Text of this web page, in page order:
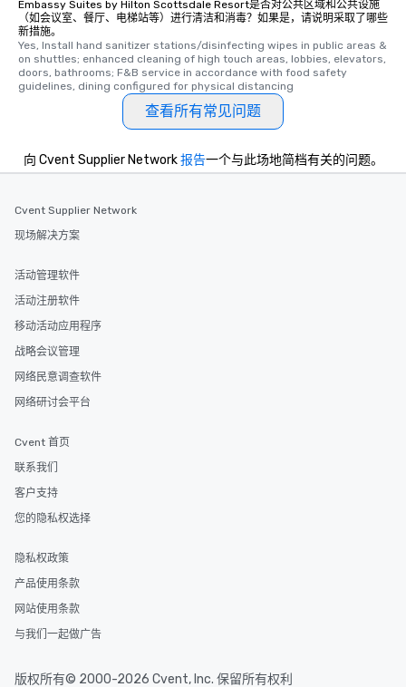
Embassy Suites by Hilton Scottsdale Resort是否对公共区域和公共设施
（如会议室、餐厅、电梯站等）进行清洁和消毒？如果是，请说明采取了哪些
新措施。
Yes, Install hand sanitizer stations/disinfecting wipes in public areas &
on shuttles; enhanced cleaning of high touch areas, lobbies, elevators,
doors, bathrooms; F&B service in accordance with food safety
guidelines, dining configured for physical distancing
查看所有常见问题
向 Cvent Supplier Network报告一个与此场地简档有关的问题。
Cvent Supplier Network
现场解决方案
活动管理软件
活动注册软件
移动活动应用程序
战略会议管理
网络民意调查软件
网络研讨会平台
Cvent 首页
联系我们
客户支持
您的隐私权选择
隐私权政策
产品使用条款
网站使用条款
与我们一起做广告
版权所有© 2000-2026 Cvent, Inc. 保留所有权利